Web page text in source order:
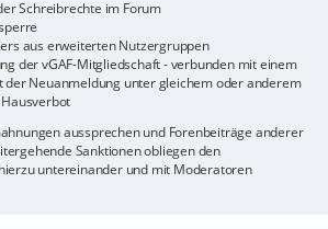
Schreibrechte im Forum
aus erweiterten Nutzergruppen
der vGAF-Mitgliedschaft - verbunden mit einem
der Neuanmeldung unter gleichem oder anderem
aussprechen und Forenbeiträge anderer
Sanktionen obliegen den
untereinander und mit Moderatoren